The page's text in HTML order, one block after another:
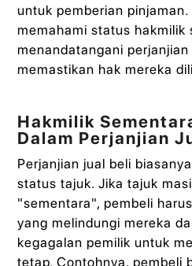
untuk pemberian pinjaman.
memahami status hakmilik
menandatangani
memastikan hak mereka
Hakmilik
Dalam Perjanjian
Perjanjian jual beli
status tajuk. Jika tajuk
"sementara", pembeli
yang melindungi mereka
kegagalan pemilik untuk
tetap. Contohnya, pembeli